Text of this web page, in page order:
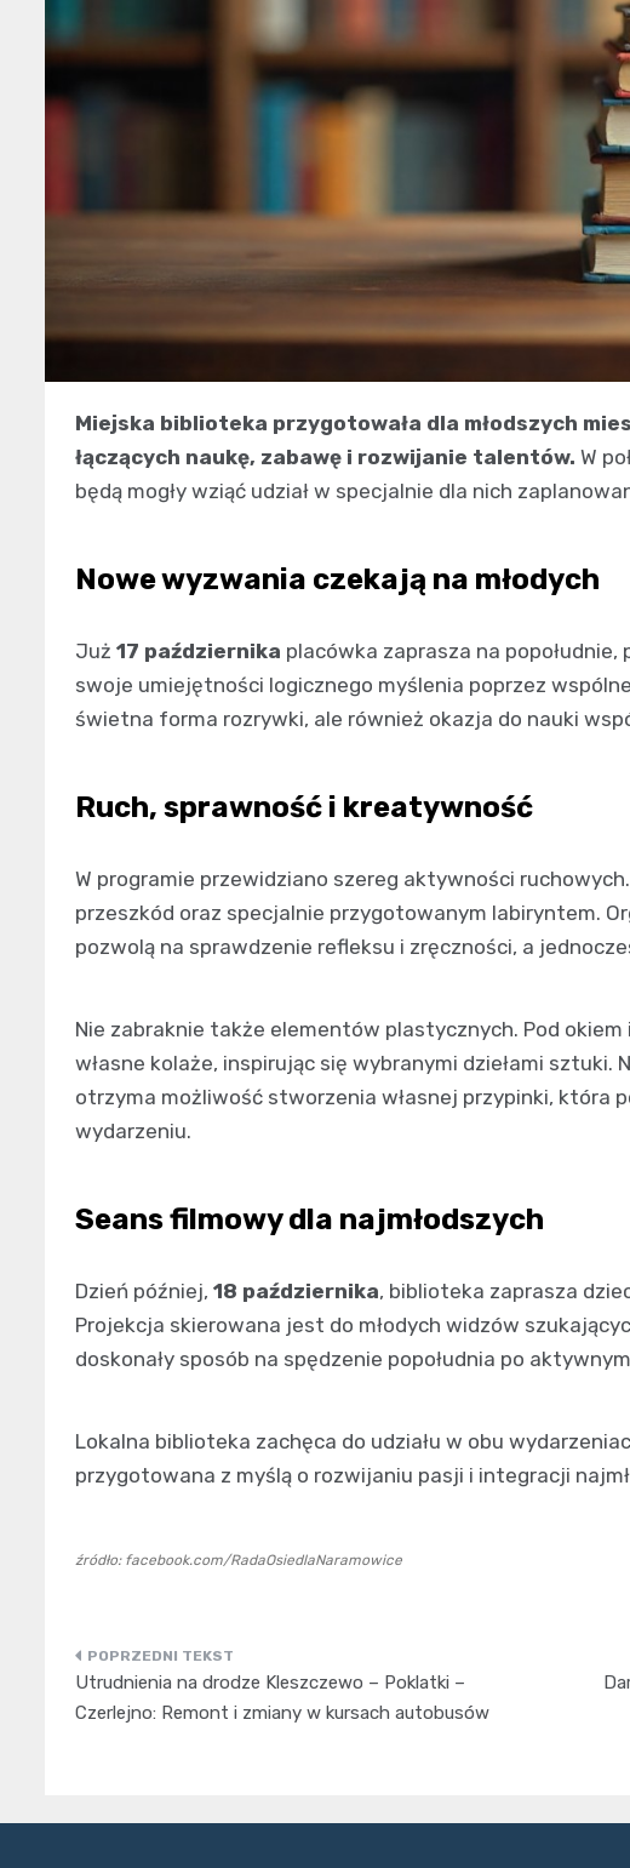
Miejska biblioteka przygotowała dla młodszych
łączących naukę, zabawę i rozwijanie talentów. W
będą mogły wziąć udział w specjalnie dla nich
Nowe wyzwania czekają na młodych
Już 17 października placówka zaprasza na
swoje umiejętności logicznego myślenia poprzez
świetna forma rozrywki, ale również okazja do nauki
Ruch, sprawność i kreatywność
W programie przewidziano szereg aktywności
przeszkód oraz specjalnie przygotowanym labiryntem.
pozwolą na sprawdzenie refleksu i zręczności, a
Nie zabraknie także elementów plastycznych. Pod
własne kolaże, inspirując się wybranymi dziełami sztuki.
otrzyma możliwość stworzenia własnej przypinki, która
wydarzeniu.
Seans filmowy dla najmłodszych
Dzień później, 18 października, biblioteka zaprasza
Projekcja skierowana jest do młodych widzów
doskonały sposób na spędzenie popołudnia po
Lokalna biblioteka zachęca do udziału w obu
przygotowana z myślą o rozwijaniu pasji i integracji
źródło: facebook.com/RadaOsiedlaNaramowice
Nawigacja
wpisu
Utrudnienia na drodze Kleszczewo – Poklatki –
Czerlejno: Remont i zmiany w kursach autobusów